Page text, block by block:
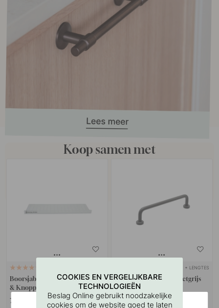
Koop samen met
Boorsjabloon voor handgrepen
& Knoppen
7 €
+ LENGTES
Handgreep Viva - Grafietgrijs
18.50 €
COOKIES EN VERGELIJKBARE
TECHNOLOGIEËN
Beslag Online gebruikt noodzakelijke
cookies om de website goed te laten